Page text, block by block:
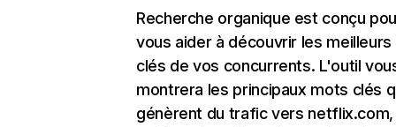
Recherche organique est conçu
vous aider à découvrir les
clés de vos concurrents. L'outil
montrera les principaux mots clés
génèrent du trafic vers